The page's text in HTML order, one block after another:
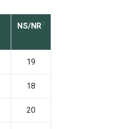
NS/NR2
19
18
20